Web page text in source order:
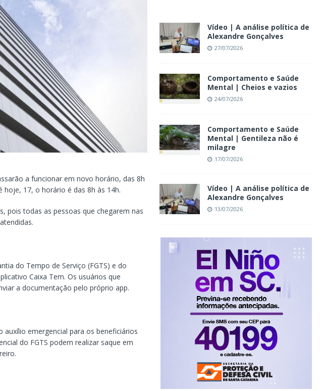
a funcionar em novo horário, das 8h
hoje, 17, o horário é das 8h às 14h.
pois todas as pessoas que chegarem nas
do Tempo de Serviço (FGTS) e do
Caixa Tem. Os usuários que
a documentação pelo próprio app.
emergencial para os beneficiários
do FGTS podem realizar saque em
Vídeo | A análise política de
Alexandre Gonçalves
27/07/2026
Comportamento e Saúde
Mental | Cheios e vazios
24/07/2026
Comportamento e Saúde
Mental | Gentileza não é
milagre
17/07/2026
Vídeo | A análise política de
Alexandre Gonçalves
13/07/2026